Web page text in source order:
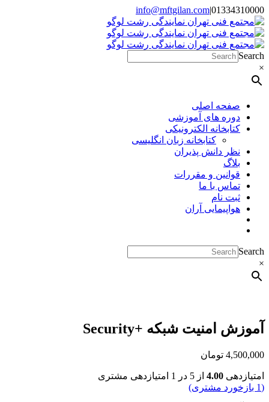
Skip
to
content
01334310000
|
info@mftgilan.com
Instagram
LinkedIn
Search
×
صفحه اصلی
دوره های آموزشی
کتابخانه الکترونیکی
کتابخانه زبان انگلیسی
نظر دانش پذیران
بلاگ
قوانین و مقررات
تماس با ما
ثبت نام
هواپیمایی آران
Search
×
آموزش امنیت شبکه +Security
4,500,000 تومان
امتیازدهی 4.00 از 5 در 1 امتیازدهی مشتری
(
1 بازخورد مشتری)